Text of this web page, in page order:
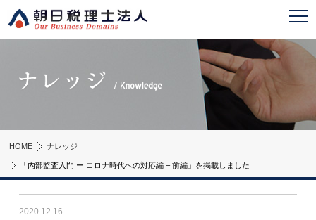
HOME ナレッジ
「内部監査入門 ー コロナ時代への対応編 – 前編」を掲載しました
2020.12.16